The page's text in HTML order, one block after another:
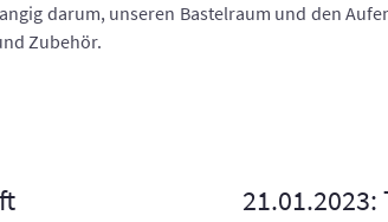
darum, unseren Bastelraum und den
Zubehör.